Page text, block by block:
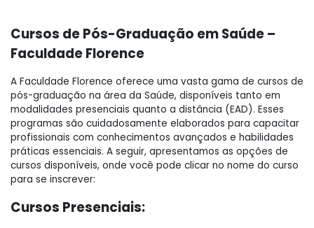
Cursos de Pós-Graduação em Saúde –
Faculdade Florence
A Faculdade Florence oferece uma vasta gama de cursos de
pós-graduação na área da Saúde, disponíveis tanto em
modalidades presenciais quanto a distância (EAD). Esses
programas são cuidadosamente elaborados para capacitar
profissionais com conhecimentos avançados e habilidades
práticas essenciais. A seguir, apresentamos as opções de
cursos disponíveis, onde você pode clicar no nome do curso
para se inscrever:
Cursos Presenciais: